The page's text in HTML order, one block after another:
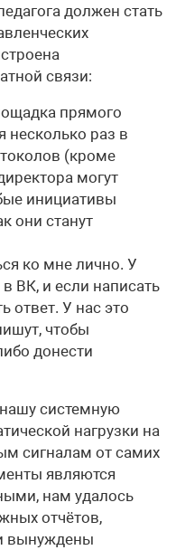
должен стать
связи:
прямого
несколько раз в
(кроме
могут
инициативы
они станут
ко мне лично. У
ВК, и если написать
ответ. У нас это
чтобы
донести
системную
нагрузки на
сигналам от самих
являются
нам удалось
отчётов,
вынуждены